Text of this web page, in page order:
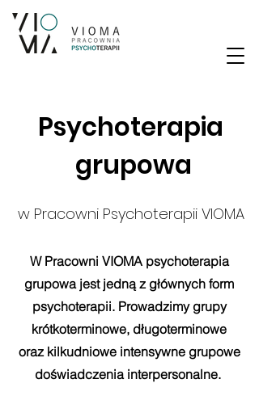
Psychoterapia
grupowa
w Pracowni Psychoterapii VIOMA
W Pracowni VIOMA psychoterapia
grupowa jest jedną z głównych form
psychoterapii. Prowadzimy grupy
krótkoterminowe, długoterminowe
oraz kilkudniowe intensywne grupowe
doświadczenia interpersonalne.